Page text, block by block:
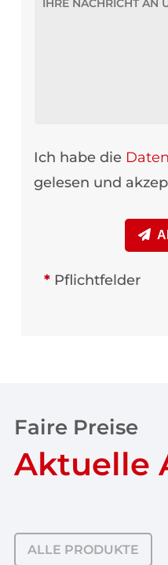
Ich habe die
gelesen und
*Pflichtfelder
Faire Preise
Aktuelle
ALLE PRODUKTE